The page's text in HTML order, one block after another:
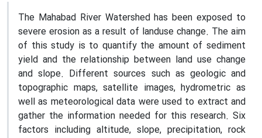
The Mahabad River Watershed has been exposed to
severe erosion as a result of landuse change. The aim
of this study is to quantify the amount of sediment
yield and the relationship between land use change
and slope. Different sources such as geologic and
topographic maps, satellite images, hydrometric as
well as meteorological data were used to extract and
gather the information needed for this research. Six
factors including altitude, slope, precipitation, rock